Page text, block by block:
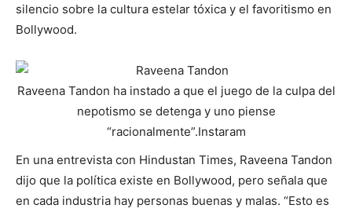
silencio sobre la cultura estelar tóxica y el favoritismo en
Bollywood.
Raveena Tandon ha instado a que el juego de la culpa del
nepotismo se detenga y uno piense
“racionalmente”.Instaram
En una entrevista con Hindustan Times, Raveena Tandon
dijo que la política existe en Bollywood, pero señala que
en cada industria hay personas buenas y malas. “Esto es